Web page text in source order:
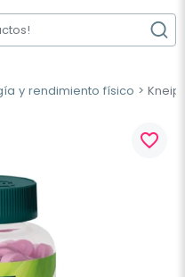
y rendimiento físico
favorite_border